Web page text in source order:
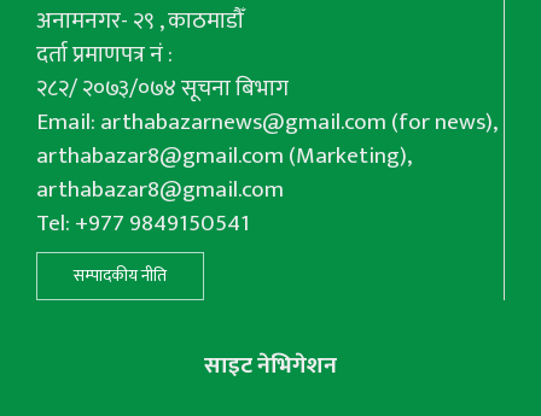
अनामनगर- २९ , काठमाडौँ
दर्ता प्रमाणपत्र नं :
२८२/ २०७३/०७४ सूचना बिभाग
Email:arthabazarnews@gmail.com(for news),
arthabazar8@gmail.com(Marketing),
arthabazar8@gmail.com
Tel: +977 9849150541
सम्पादकीय नीति
साइट नेभिगेशन